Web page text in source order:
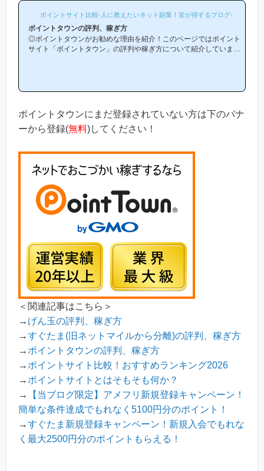
ポイントサイト比較-人に教えたいネット副業！皆が得するブログ-
ポイントタウンの評判、稼ぎ方
◎ポイントタウンがお勧めな理由を紹介！このページではポイント
サイト「ポイントタウン」の評判や稼ぎ方について紹介していま
人以上もおられます！)当ページからポイントタウンへの新規登録
はほんの数分で簡単にで...
ポイントタウンにまだ登録されていない方は下のバナ
ーから登録(無料)してください！
＜関連記事はこちら＞
→ げん玉の評判、稼ぎ方
→すぐたま(旧ネットマイルから分離)の評判、稼ぎ方
→ ポイントタウンの評判、稼ぎ方
→ ポイントサイト比較！おすすめランキング2026
→ ポイントサイトとはそもそも何か？
→
【当ブログ限定】アメフリ新規登録キャンペーン！
簡単な条件達成でもれなく5100円分のポイント！
→すぐたま新規登録キャンペーン！新規入会でもれな
く最大2500円分のポイントもらえる！